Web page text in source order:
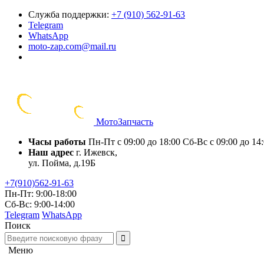
Служба поддержки: +7 (910) 562-91-63
Telegram
WhatsApp
moto-zap.com@mail.ru
МотоЗапчасть
Часы работы Пн-Пт с 09:00 до 18:00 Сб-Вс с 09:00 до
Наш адрес г. Ижевск,
ул. Пойма, д.19Б
+7(910)562-91-63
Пн-Пт: 9:00-18:00
Сб-Вс: 9:00-14:00
Telegram WhatsApp
Поиск
Меню